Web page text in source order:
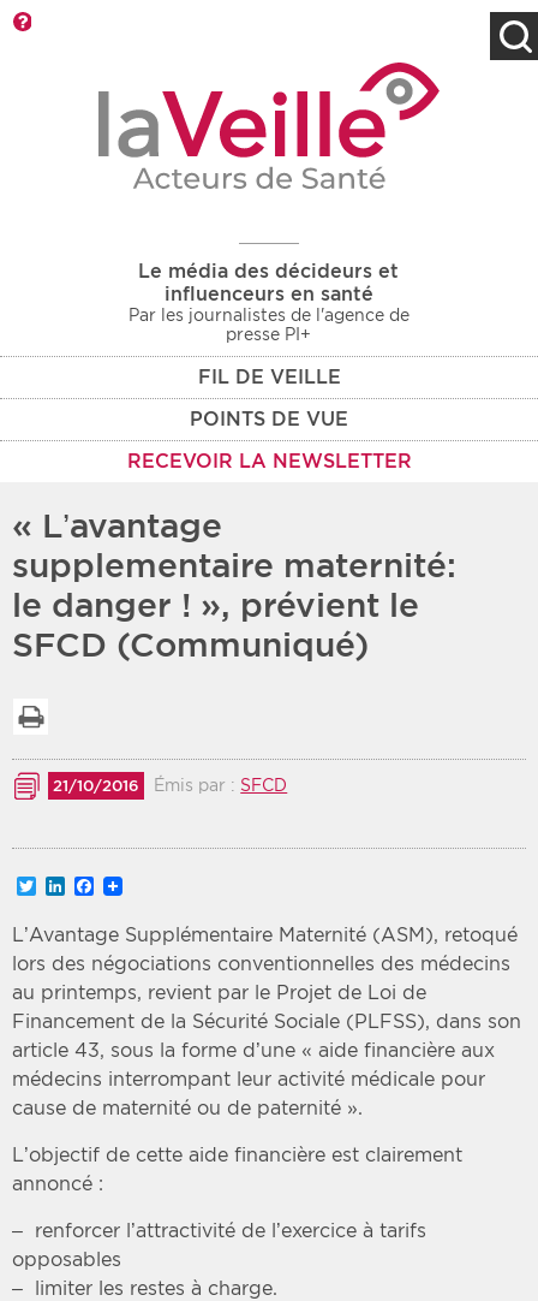
Le média des décideurs et
influenceurs en santé
Par les journalistes de l'agence de
presse PI+
FIL DE VEILLE
POINTS DE VUE
RECEVOIR LA NEWSLETTER
Rendez-vous des 7
prochains jours
Recherche par mots clés
Type d'information
Rendez-vous
Protection sociale
Médico-social
Zone géographique
Période
Choisir une date de débutChoisir une date de fin
Tri
Chronologique
« L’avantage
supplementaire maternité:
le danger ! », prévient le
SFCD (Communiqué)
21/10/2016 Émis par : SFCD
TwitterLinkedInFacebook
L’Avantage Supplémentaire Maternité (ASM), retoqué
lors des négociations conventionnelles des médecins
au printemps, revient par le Projet de Loi de
Financement de la Sécurité Sociale (PLFSS), dans son
article 43, sous la forme d’une « aide financière aux
médecins interrompant leur activité médicale pour
cause de maternité ou de paternité ».
L’objectif de cette aide financière est clairement
annoncé :
– renforcer l’attractivité de l’exercice à tarifs
opposables
– limiter les restes à charge.